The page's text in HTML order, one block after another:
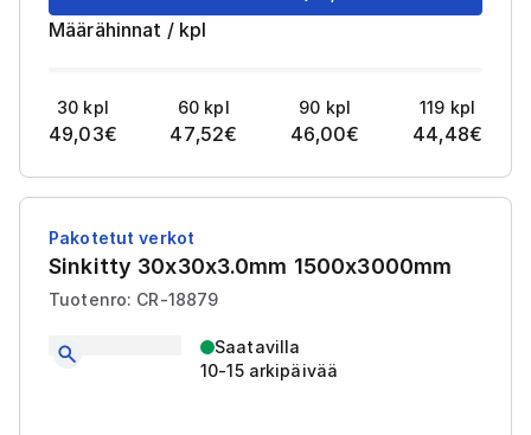
Määrähinnat / kpl
30 kpl
49,03€
60 kpl
47,52€
90 kpl
46,00€
119 kpl
44,48€
Pakotetut verkot
Sinkitty 30x30x3.0mm 1500x3000mm
Tuotenro: CR-18879
Saatavilla
10-15 arkipäivää